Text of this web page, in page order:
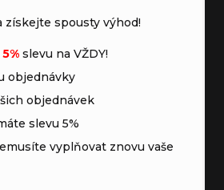
získejte spousty výhod!
5% slevu na VŽDY!
objednávky
objednávek
slevu 5%
vyplňovat znovu vaše